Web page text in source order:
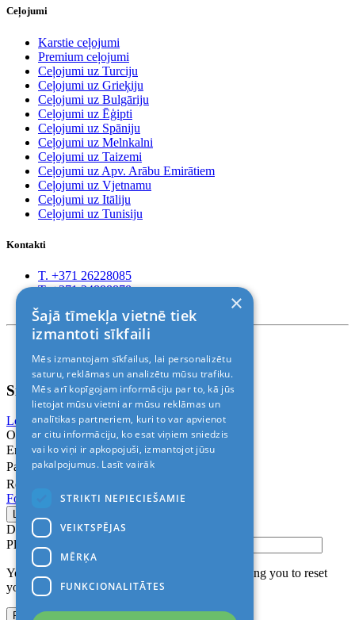
Ceļojumi
Karstie ceļojumi
Premium ceļojumi
Ceļojumi uz Turciju
Ceļojumi uz Grieķiju
Ceļojumi uz Bulgāriju
Ceļojumi uz Ēģipti
Ceļojumi uz Spāniju
Ceļojumi uz Melnkalni
Ceļojumi uz Taizemi
Ceļojumi uz Apv. Arābu Emirātiem
Ceļojumi uz Vjetnamu
Ceļojumi uz Itāliju
Ceļojumi uz Tunisiju
Kontakti
T. +371 26228085
T. +371 24888878
© 2011-2026> «ALANI SIA»
Sign In
Login with Facebook Login with Google
Or
Email
Password
Remember me
Forgot Password?
Don’t have an account?
Please confirm login email below
You will receive an email containing a link allowing you to reset
your password to a new preferred one.
×
Šajā tīmekļa vietnē tiek
izmantoti sīkfaili
Mēs izmantojam sīkfailus, lai personalizētu
saturu, reklāmas un analizētu mūsu trafiku.
Mēs arī kopīgojam informāciju par to, kā jūs
lietojat mūsu vietni ar mūsu reklāmas un
analītikas partneriem, kuri to var apvienot
ar citu informāciju, ko esat viņiem sniedzis
vai ko viņi ir apkopojuši, izmantojot jūsu
pakalpojumus. Lasīt vairāk
STRIKTI NEPIECIEŠAMIE
VEIKTSPĒJAS
MĒRĶA
FUNKCIONALITĀTES